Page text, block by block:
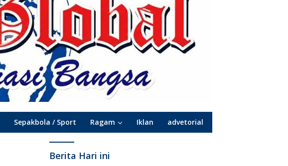
Sepakbola / Sport Ragam Iklan advetorial
Berita Hari ini